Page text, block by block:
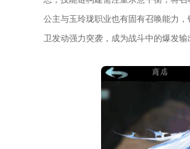
公主与玉玲珑职业也有固有召唤能力
卫发动强力突袭，成为战斗中的爆发输